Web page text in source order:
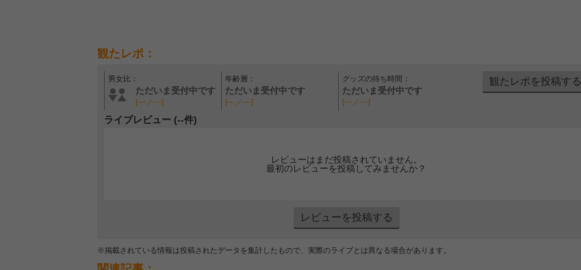
観たレポ：
男女比：
ただいま受付中です
[---／---]
年齢層：
ただいま受付中です
[---／---]
グッズの待ち時間：
ただいま受付中です
[---／---]
観たレポを投稿する
ライブレビュー (--件)
レビューはまだ投稿されていません。
最初のレビューを投稿してみませんか？
レビューを投稿する
※掲載されている情報は投稿されたデータを集計したもので、実際のライブとは異なる場合があります。